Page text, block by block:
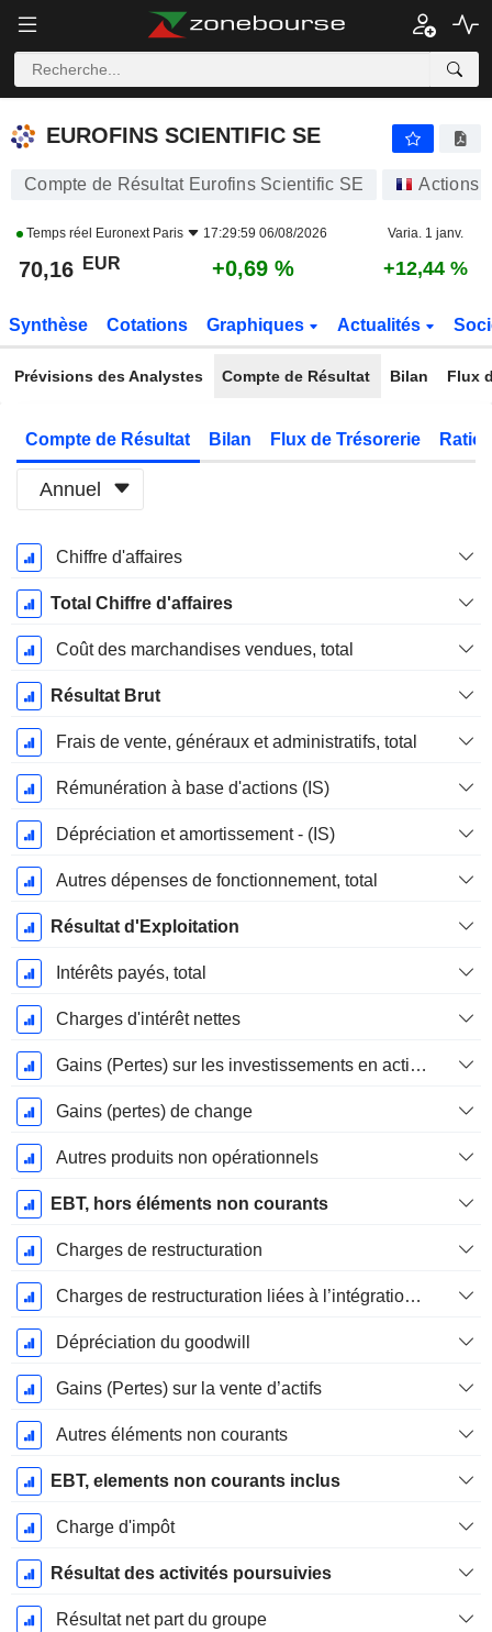
EUROFINS SCIENTIFIC SE
EUROFINS SCIENTIFIC SE
Compte de Résultat Eurofins Scientific SE Actions
Temps réel Euronext Paris 17:29:59 06/08/2026 Varia. 1 janv.
70,16 EUR +0,69 % +12,44 %
Synthèse Cotations Graphiques Actualités
Prévisions des Analystes Compte de Résultat Bilan Flux
Compte de Résultat Bilan Flux de Trésorerie
Annuel
Période
Fiscale:
Décembre
Chiffre d'affaires
Total Chiffre d'affaires
Coût des marchandises vendues, total
Résultat Brut
Frais de vente, généraux et administratifs, total
Rémunération à base d'actions (IS)
Dépréciation et amortissement - (IS)
Autres dépenses de fonctionnement, total
Résultat d'Exploitation
Intérêts payés, total
Charges d'intérêt nettes
Gains (Pertes) sur les investissements en actions
Gains (pertes) de change
Autres produits non opérationnels
EBT, hors éléments non courants
Charges de restructuration
Charges de restructuration liées à l’intégration d’une nouvelle activité (Fusions, Acquisitions)
Dépréciation du goodwill
Gains (Pertes) sur la vente d’actifs
Autres éléments non courants
EBT, elements non courants inclus
Charge d'impôt
Résultat des activités poursuivies
Résultat net part du groupe